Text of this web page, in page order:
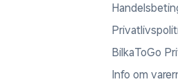
BilkaToGo
Info om